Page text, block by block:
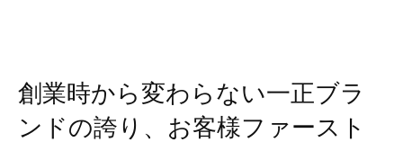
創業時から変わらない一正ブラ
ンドの誇り、お客様ファースト